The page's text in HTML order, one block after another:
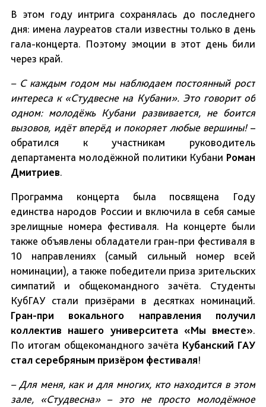
В этом году интрига сохранялась до последнего
дня: имена лауреатов стали известны только в день
гала-концерта. Поэтому эмоции в этот день били
через край.
– С каждым годом мы наблюдаем постоянный рост
интереса к «Студвесне на Кубани». Это говорит об
одном: молодёжь Кубани развивается, не боится
вызовов, идёт вперёд и покоряет любые вершины! –
обратился к участникам руководитель
департамента молодёжной политики Кубани Роман
Дмитриев.
Программа концерта была посвящена Году
единства народов России и включила в себя самые
зрелищные номера фестиваля. На концерте были
также объявлены обладатели гран-при фестиваля в
10 направлениях (самый сильный номер всей
номинации), а также победители приза зрительских
симпатий и общекомандного зачёта. Студенты
КубГАУ стали призёрами в десятках номинаций.
Гран-при вокального направления получил
коллектив нашего университета «Мы вместе».
По итогам общекомандного зачёта Кубанский ГАУ
стал серебряным призёром фестиваля!
– Для меня, как и для многих, кто находится в этом
зале, «Студвесна» – это не просто молодёжное